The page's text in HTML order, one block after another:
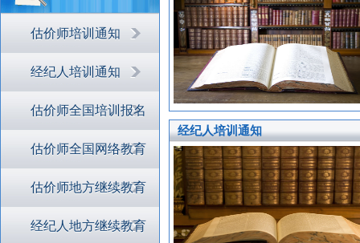
估价师培训通知
经纪人培训通知
估价师全国培训报名
估价师全国网络教育
估价师地方继续教育
经纪人地方继续教育
经纪人培训通知